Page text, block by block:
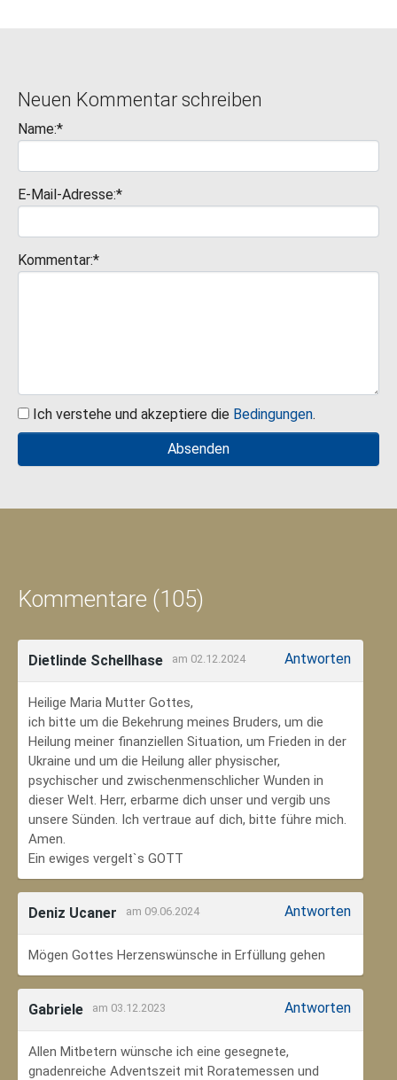
Neuen Kommentar schreiben
Name:*
E-Mail-Adresse:*
Kommentar:*
Ich verstehe und akzeptiere die Bedingungen.
Kommentare (105)
Dietlinde Schellhase am 02.12.2024 Antworten
Heilige Maria Mutter Gottes,
ich bitte um die Bekehrung meines Bruders, um die
Heilung meiner finanziellen Situation, um Frieden in der
Ukraine und um die Heilung aller physischer,
psychischer und zwischenmenschlicher Wunden in
dieser Welt. Herr, erbarme dich unser und vergib uns
unsere Sünden. Ich vertraue auf dich, bitte führe mich.
Amen.
Ein ewiges vergelt`s GOTT
Deniz Ucaner am 09.06.2024 Antworten
Mögen Gottes Herzenswünsche in Erfüllung gehen
Gabriele am 03.12.2023 Antworten
Allen Mitbetern wünsche ich eine gesegnete,
gnadenreiche Adventszeit mit Roratemessen und